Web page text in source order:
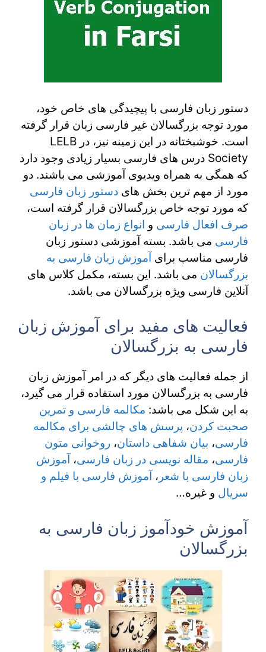
دستور زبان فارسی با پیچیدگی های خاص خود،
مورد توجه بزرگسالان غیر فارسی زبان قرار گرفته
است. خوشبختانه در این زمینه نیز، در LELB
Society درس های فارسی بسیار زیادی وجود دارد
که همگی به همراه ویدیوی آموزشی می باشند. دو
مورد از مهم ترین بخش های دستور زبان فارسی
که مورد توجه خاص بزرگسالان قرار گرفته است،
صرف افعال فارسی و انواع زمان ها در زبان
فارسی می باشد. بسته آموزشی دستور زبان
فارسی مناسب برای آموزش زبان فارسی به
بزرگسالان می باشد. این بسته، مکمل کلاس های
آنلاین فارسی ویژه بزرگسالان می باشد.
فعالیت های مفید برای آموزش زبان
فارسی به بزرگسالان
از جمله فعالیت های دیگر که در امر آموزش زبان
فارسی به بزرگسالان مورد استفاده قرار می گیرد،
به این شکل می باشد: مکالمه فارسی و تمرین
صحبت کردن، پرسش های چالشی برای مکالمه
فارسی، بیان شفاهی داستان، روخوانی متون
فارسی، مقاله نویسی در زبان فارسی، آموزش
زبان فارسی با شعر ، آموزش فارسی با فیلم و
سریال و غیره…
آموزش خودآموز زبان فارسی به
بزرگسالان